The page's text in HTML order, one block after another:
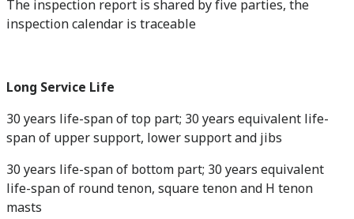
The inspection report is shared by five parties, the
inspection calendar is traceable
Long Service Life
30 years life-span of top part; 30 years equivalent life-
span of upper support, lower support and jibs
30 years life-span of bottom part; 30 years equivalent
life-span of round tenon, square tenon and H tenon
masts